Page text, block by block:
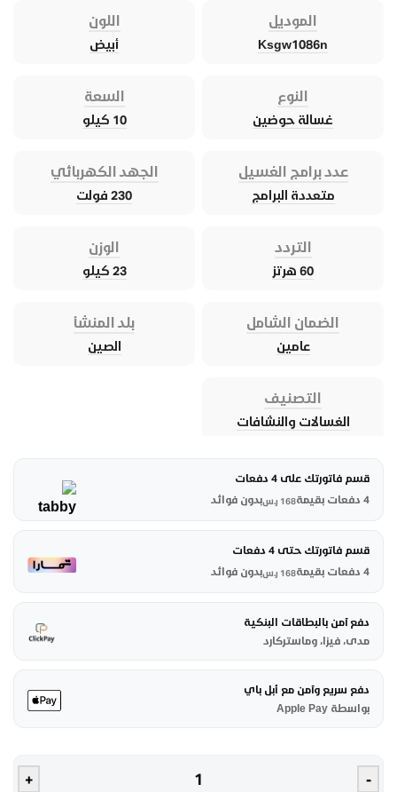
الموديل
Ksgw1086n
اللون
أبيض
النوع
غسالة حوضين
السعة
10 كيلو
عدد برامج الغسيل
متعددة البرامج
الجهد الكهربائي
230 فولت
التردد
60 هرتز
الوزن
23 كيلو
الضمان الشامل
عامين
بلد المنشأ
الصين
التصنيف
الغسالات والنشافات
قسم فاتورتك على 4 دفعات
4 دفعات بقيمة
168 ر.سبدون فوائد
قسم فاتورتك حتى 4 دفعات
4 دفعات بقيمة
168 ر.سبدون فوائد
دفع آمن بالبطاقات البنكية
مدى، فيزا، وماستركارد
دفع سريع وآمن مع أبل باي
بواسطة Apple Pay
-
+